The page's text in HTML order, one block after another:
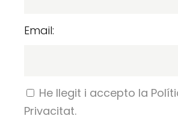
Email:
He llegit i accepto la
Privacitat.